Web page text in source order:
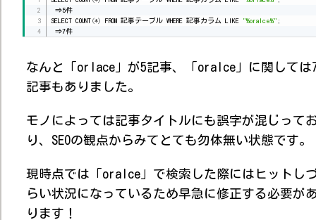
⇒5件
SELECT COUNT (*) FROM 記事テーブル WHERE 記事カラム LIKE "%oralce%" ;
なんと「orlace」が5記事、「oralce」に関しては
記事もありました。
モノによっては記事タイトルにも誤字が混じって
り、SEOの観点からみてとても勿体無い状態です。
現時点では「oralce」で検索した際にはヒットし
らい状況になっているため早急に修正する必要が
ります！